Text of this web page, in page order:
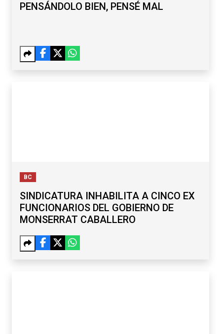
PENSÁNDOLO BIEN, PENSÉ MAL
BC
SINDICATURA INHABILITA A CINCO EX
FUNCIONARIOS DEL GOBIERNO DE
MONSERRAT CABALLERO